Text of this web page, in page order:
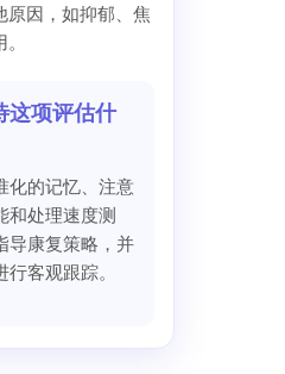
原因，如抑郁、焦
这项评估什
化的记忆、注意
和处理速度测
导康复策略，并
客观跟踪。